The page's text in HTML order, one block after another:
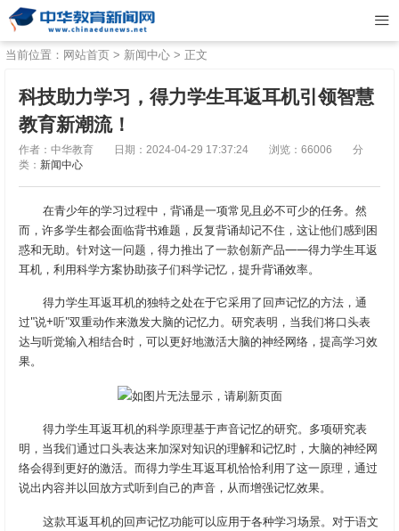
当前位置： 网站首页 > 新闻中心 > 正文
科技助力学习，得力学生耳返耳机引领智慧
教育新潮流！
作者：中华教育 日期：2024-04-29 17:37:24 浏览：66006
分
类： 新闻中心
在青少年的学习过程中，背诵是一项常见且必不可少的任务。然
而，许多学生都会面临背书难题，反复背诵却记不住，这让他们感到困
惑和无助。针对这一问题，得力推出了一款创新产品——得力学生耳返
耳机，利用科学方案协助孩子们科学记忆，提升背诵效率。
得力学生耳返耳机的独特之处在于它采用了回声记忆的方法，通
过"说+听"双重动作来激发大脑的记忆力。研究表明，当我们将口头表
达与听觉输入相结合时，可以更好地激活大脑的神经网络，提高学习效
果。
得力学生耳返耳机的科学原理基于声音记忆的研究。多项研究表
明，当我们通过口头表达来加深对知识的理解和记忆时，大脑的神经网
络会得到更好的激活。而得力学生耳返耳机恰恰利用了这一原理，通过
说出内容并以回放方式听到自己的声音，从而增强记忆效果。
这款耳返耳机的回声记忆功能可以应用于各种学习场景。对于语文